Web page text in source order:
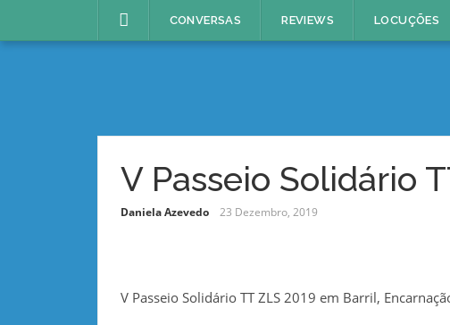
CONVERSAS REVIEWS LOCUÇÕES
V Passeio Solidário
Daniela Azevedo 23 Dezembro, 2019
V Passeio Solidário TT ZLS 2019 em Barril,